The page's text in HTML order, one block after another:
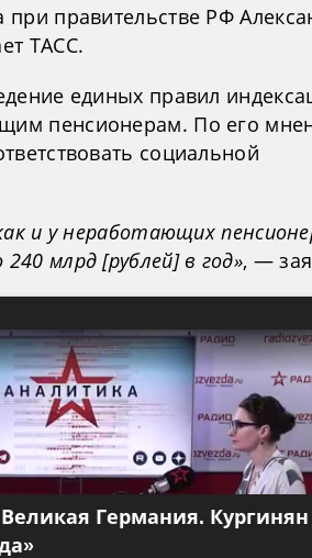
при правительстве РФ
ТАСС.
единых правил
пенсионерам. По его
социальной
и у неработающих
млрд [рублей] в год», —
Германия.